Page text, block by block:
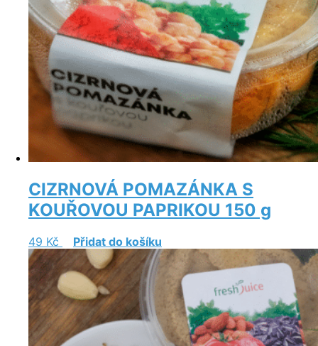
CIZRNOVÁ POMAZÁNKA S
KOUŘOVOU PAPRIKOU 150 g
49 Kč Přidat do košíku